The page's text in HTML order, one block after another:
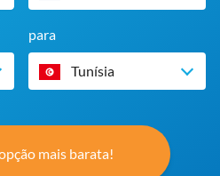
para
Tunísia
mais barata!